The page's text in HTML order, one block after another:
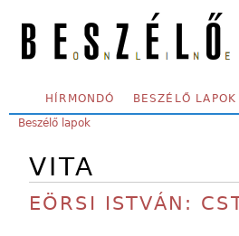
SECONDARY MENU
HÍRMONDÓ BESZÉLŐ LAPOK
YOU ARE HERE:
Beszélő lapok
VITA
EÖRSI ISTVÁN: